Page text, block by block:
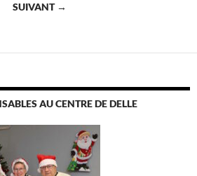
SUIVANT →
AU CENTRE DE DELLE